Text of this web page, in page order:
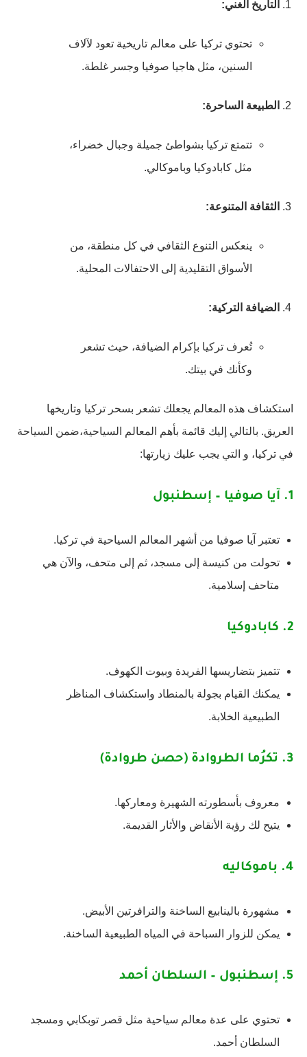
التاريخ الغني:
تحتوي تركيا على معالم تاريخية تعود لآلاف
السنين، مثل هاجيا صوفيا وجسر غلطة.
الطبيعة الساحرة:
تتمتع تركيا بشواطئ جميلة وجبال خضراء،
مثل كابادوكيا وباموكالي.
الثقافة المتنوعة:
ينعكس التنوع الثقافي في كل منطقة، من
الأسواق التقليدية إلى الاحتفالات المحلية.
الضيافة التركية:
تُعرف تركيا بإكرام الضيافة، حيث تشعر
وكأنك في بيتك.
استكشاف هذه المعالم يجعلك تشعر بسحر تركيا وتاريخها
العريق. بالتالي إليك قائمة بأهم المعالم السياحية،ضمن السياحة
في تركيا، و التي يجب عليك زيارتها:
1. آيا صوفيا – إسطنبول
تعتبر آيا صوفيا من أشهر المعالم السياحية في تركيا.
تحولت من كنيسة إلى مسجد، ثم إلى متحف، والآن هي
متاحف إسلامية.
2. كابادوكيا
تتميز بتضاريسها الفريدة وبيوت الكهوف.
يمكنك القيام بجولة بالمنطاد واستكشاف المناظر
الطبيعية الخلابة.
3. تكرُما الطروادة (حصن طروادة)
معروف بأسطورته الشهيرة ومعاركها.
يتيح لك رؤية الأنقاض والأثار القديمة.
4. باموكاليه
مشهورة بالينابيع الساخنة والترافرتين الأبيض.
يمكن للزوار السباحة في المياه الطبيعية الساخنة.
5. إسطنبول – السلطان أحمد
تحتوي على عدة معالم سياحية مثل قصر توبكابي ومسجد
السلطان أحمد.